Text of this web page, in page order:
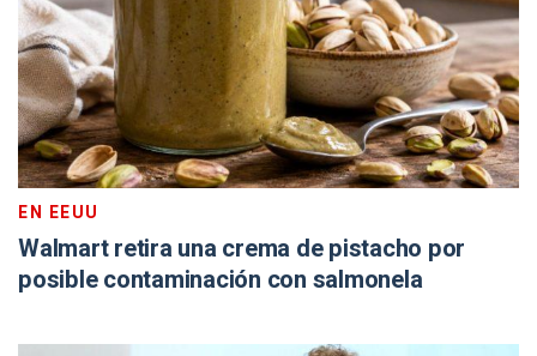
EN EEUU
Walmart retira una crema de pistacho por
posible contaminación con salmonela